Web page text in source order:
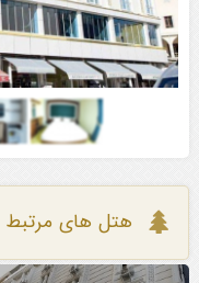
هتل های مرتبط